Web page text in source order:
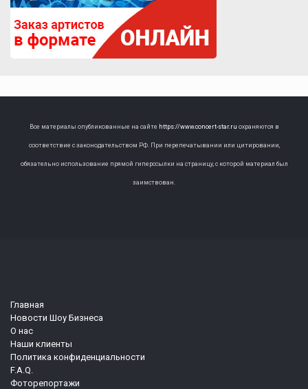
Все материалы опубликованные на сайте https://www.concert-star.ru охраняются в
соответствие с законодательством РФ. При перепечатывании или цитировании,
обязательно использование прямой гиперссылки на страницу, с которой материал был
заимствован.
Главная
Новости Шоу Бизнеса
О нас
Наши клиенты
Политика конфиденциальности
F.A.Q.
Фоторепортажи